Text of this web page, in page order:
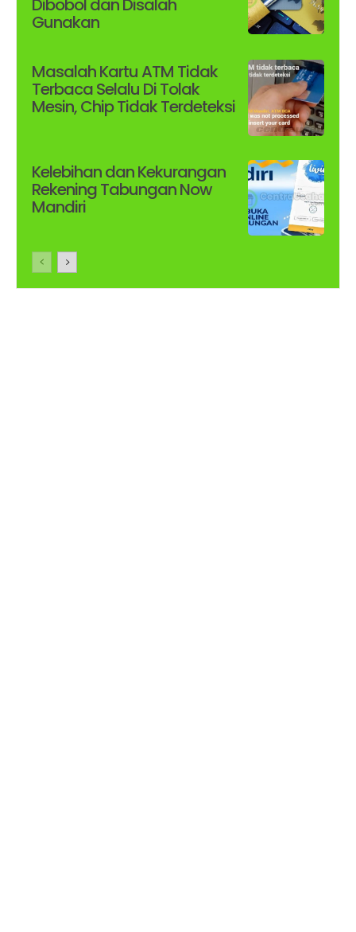
Dibobol dan Disalah
Gunakan
Masalah Kartu ATM Tidak
Terbaca Selalu Di Tolak
Mesin, Chip Tidak Terdeteksi
Kelebihan dan Kekurangan
Rekening Tabungan Now
Mandiri